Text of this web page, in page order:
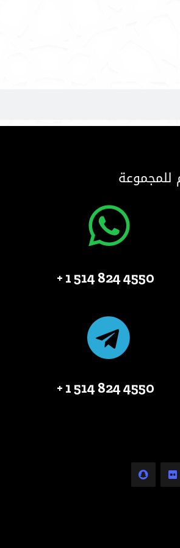
للمجموعة
4550 824 514 1 +
4550 824 514 1 +